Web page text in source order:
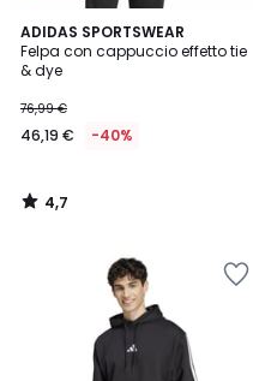
ADIDAS SPORTSWEAR
Felpa con cappuccio effetto tie
& dye
76,99 €
46,19 € -40%
4,7
/ 5
4,7
/